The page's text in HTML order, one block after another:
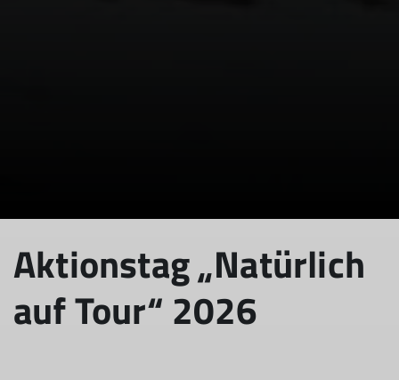
Aktionstag „Natürlich
auf Tour“ 2026